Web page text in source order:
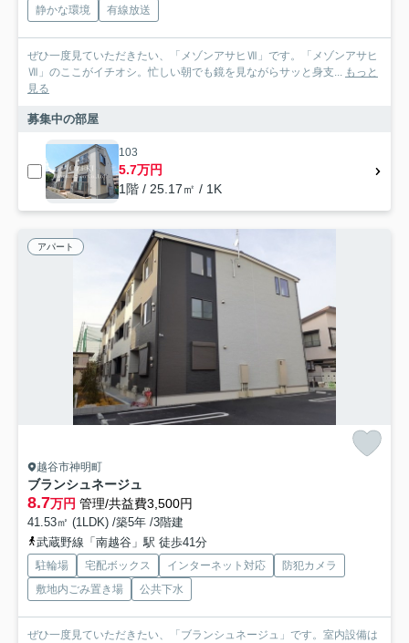
静かな環境
有線放送
ぜひ一度見ていただきたい、「メゾンアサヒⅦ」です。「メゾンアサヒ
Ⅶ」のここがイチオシ。忙しい朝でも鏡を見ながらサッと身支... もっと
見る
募集中の部屋
103
5.7万円
1階 / 25.17㎡ / 1K
アパート
越谷市神明町
ブランシュネージュ
8.7万円 管理/共益費3,500円
41.53㎡ (1LDK) /築5年 /3階建
武蔵野線「南越谷」駅 徒歩41分
駐輪場 宅配ボックス インターネット対応
防犯カメラ
敷地内ごみ置き場
公共下水
ぜひ一度見ていただきたい、「ブランシュネージュ」です。室内設備は